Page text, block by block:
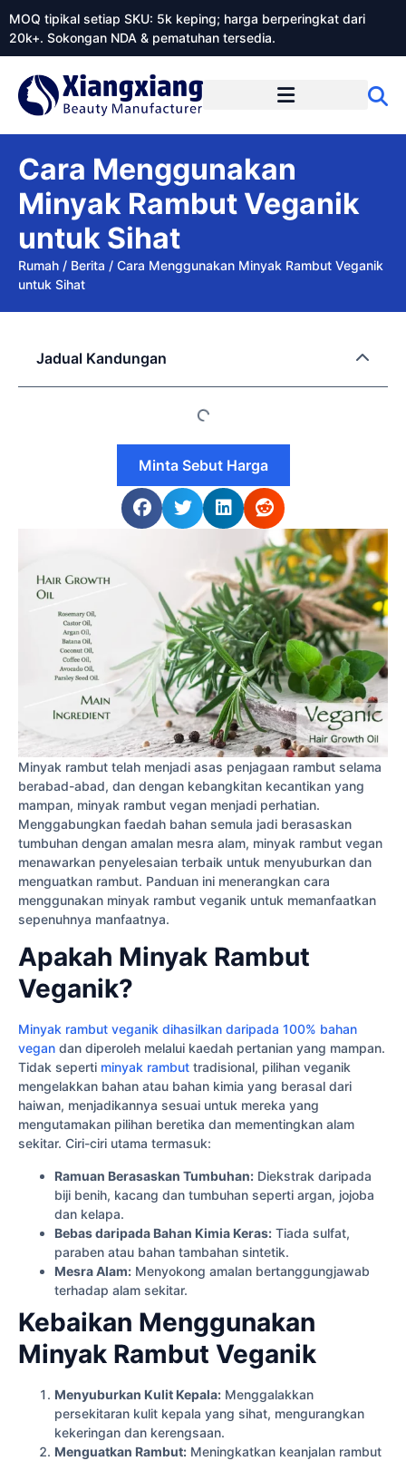
MOQ tipikal setiap SKU: 5k keping; harga berperingkat dari
20k+. Sokongan NDA & pematuhan tersedia.
Cara Menggunakan
Minyak Rambut Veganik
untuk Sihat
Rumah / Berita / Cara Menggunakan Minyak Rambut Veganik
untuk Sihat
Minyak rambut telah menjadi asas penjagaan rambut selama
berabad-abad, dan dengan kebangkitan kecantikan yang
mampan, minyak rambut vegan menjadi perhatian.
Menggabungkan faedah bahan semula jadi berasaskan
tumbuhan dengan amalan mesra alam, minyak rambut vegan
menawarkan penyelesaian terbaik untuk menyuburkan dan
menguatkan rambut. Panduan ini menerangkan cara
menggunakan minyak rambut veganik untuk memanfaatkan
sepenuhnya manfaatnya.
Apakah Minyak Rambut
Veganik?
Minyak rambut veganik dihasilkan daripada 100% bahan
vegan dan diperoleh melalui kaedah pertanian yang mampan.
Tidak seperti minyak rambut tradisional, pilihan veganik
mengelakkan bahan atau bahan kimia yang berasal dari
haiwan, menjadikannya sesuai untuk mereka yang
mengutamakan pilihan beretika dan mementingkan alam
sekitar. Ciri-ciri utama termasuk:
Ramuan Berasaskan Tumbuhan: Diekstrak daripada
biji benih, kacang dan tumbuhan seperti argan, jojoba
dan kelapa.
Bebas daripada Bahan Kimia Keras: Tiada sulfat,
paraben atau bahan tambahan sintetik.
Mesra Alam: Menyokong amalan bertanggungjawab
terhadap alam sekitar.
Kebaikan Menggunakan
Minyak Rambut Veganik
Menyuburkan Kulit Kepala: Menggalakkan
persekitaran kulit kepala yang sihat, mengurangkan
kekeringan dan kerengsaan.
Menguatkan Rambut: Meningkatkan keanjalan rambut
Jadual Kandungan
Minta Sebut Harga